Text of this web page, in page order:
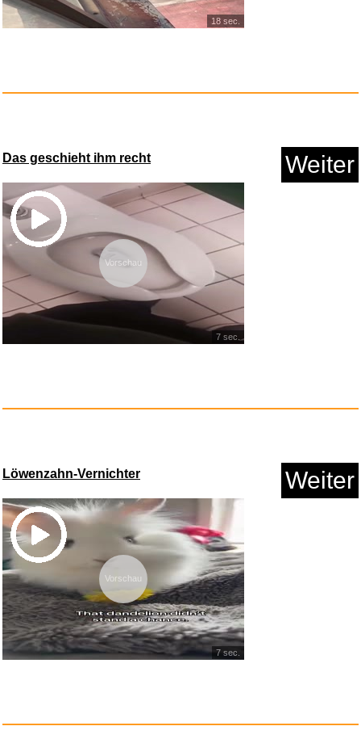
Anzeige
Tiny Bookshop [Nintendo
Switch...
18 sec.
Das geschieht ihm recht Weiter
Vorschau
7 sec.
Löwenzahn-Vernichter Weiter
Vorschau
7 sec.